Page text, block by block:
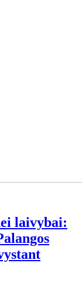
laivybai: